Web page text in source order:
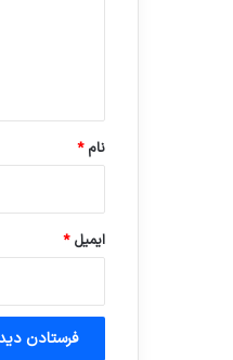
نام*
ایمیل*
آماده برای کشف